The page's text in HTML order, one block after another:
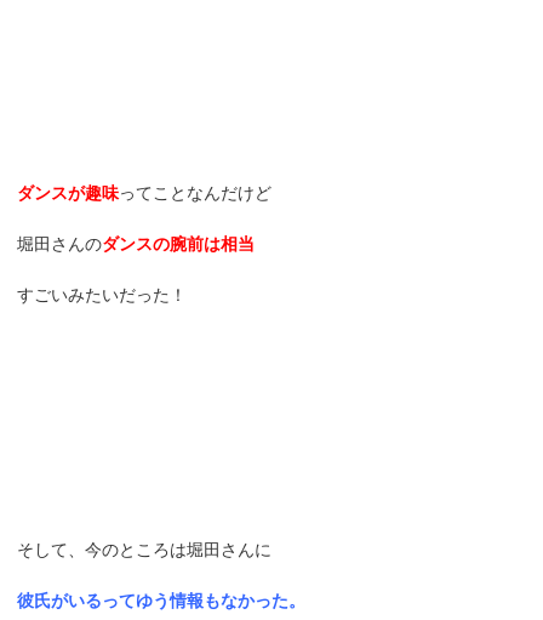
ダンスが趣味ってことなんだけど
堀田さんのダンスの腕前は相当
すごいみたいだった！
そして、今のところは堀田さんに
彼氏がいるってゆう情報もなかった。